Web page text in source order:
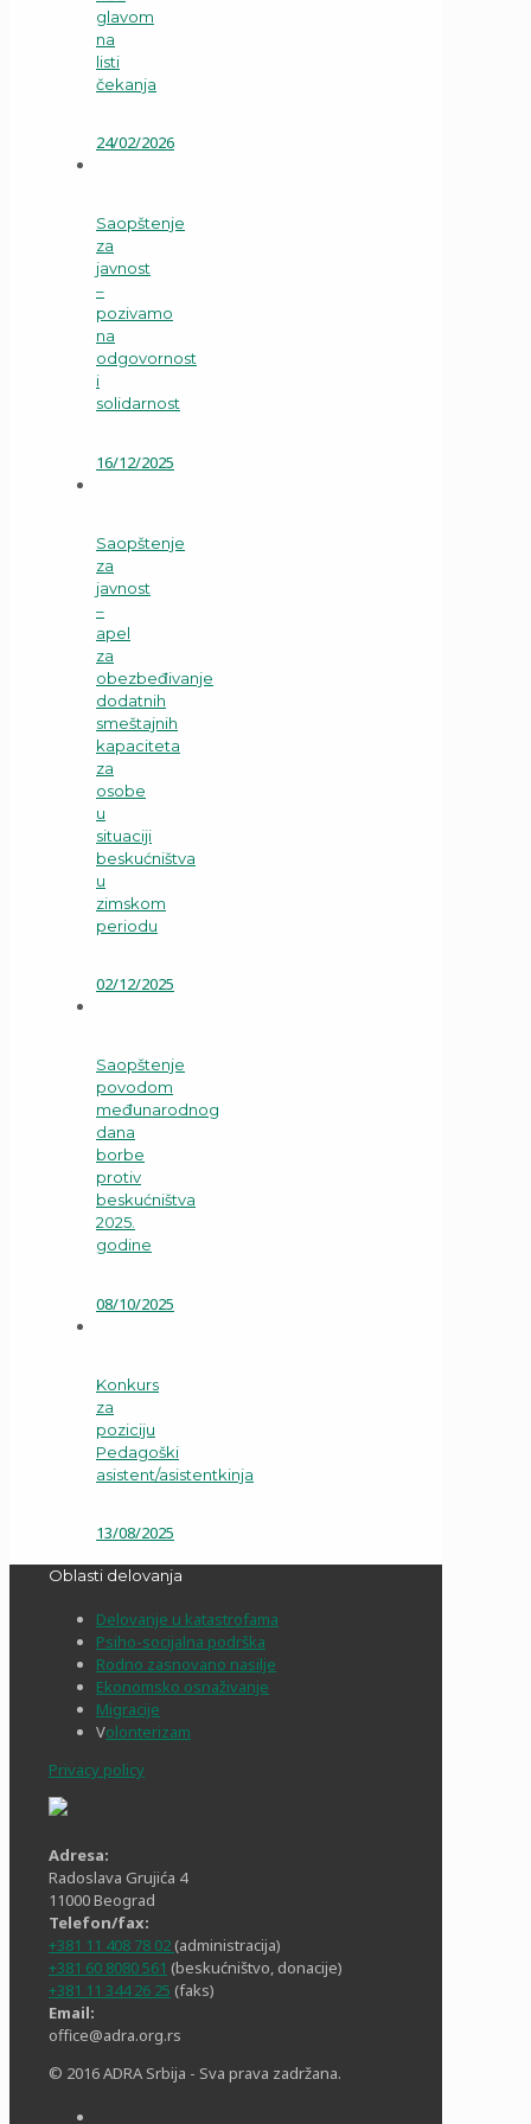
glavom
na
listi
čekanja
24/02/2026
Saopštenje
za
javnost
–
pozivamo
na
odgovornost
i
solidarnost
16/12/2025
Saopštenje
za
javnost
–
apel
za
obezbeđivanje
dodatnih
smeštajnih
kapaciteta
za
osobe
u
situaciji
beskućništva
u
zimskom
periodu
02/12/2025
Saopštenje
povodom
međunarodnog
dana
borbe
protiv
beskućništva
2025.
godine
08/10/2025
Konkurs
za
poziciju
Pedagoški
asistent/asistentkinja
13/08/2025
Oblasti delovanja
Delovanje u katastrofama
Psiho-socijalna podrška
Rodno zasnovano nasilje
Ekonomsko osnaživanje
Migracije
Volonterizam
Privacy policy
Adresa:
Radoslava Grujića 4
11000 Beograd
Telefon/fax:
+381 11 408 78 02 (administracija)
+381 60 8080 561 (beskućništvo, donacije)
+381 11 344 26 25 (faks)
Email:
office@adra.org.rs
© 2016 ADRA Srbija - Sva prava zadržana.